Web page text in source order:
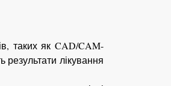
таких як CAD/CAM-
результати лікування